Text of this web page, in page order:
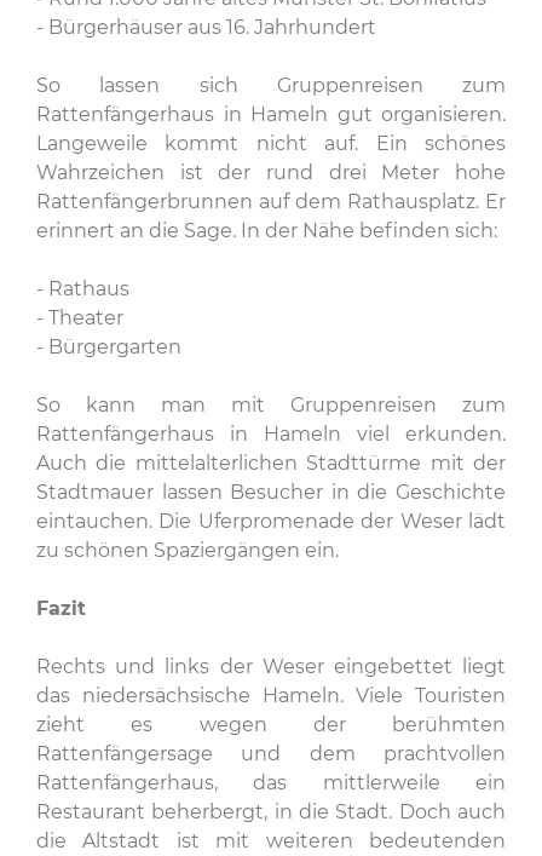
- Bürgerhäuser aus 16. Jahrhundert
So lassen sich Gruppenreisen zum
Rattenfängerhaus in Hameln gut organisieren.
Langeweile kommt nicht auf. Ein schönes
Wahrzeichen ist der rund drei Meter hohe
Rattenfängerbrunnen auf dem Rathausplatz. Er
erinnert an die Sage. In der Nähe befinden sich:
- Rathaus
- Theater
- Bürgergarten
So kann man mit Gruppenreisen zum
Rattenfängerhaus in Hameln viel erkunden.
Auch die mittelalterlichen Stadttürme mit der
Stadtmauer lassen Besucher in die Geschichte
eintauchen. Die Uferpromenade der Weser lädt
zu schönen Spaziergängen ein.
Fazit
Rechts und links der Weser eingebettet liegt
das niedersächsische Hameln. Viele Touristen
zieht es wegen der berühmten
Rattenfängersage und dem prachtvollen
Rattenfängerhaus, das mittlerweile ein
Restaurant beherbergt, in die Stadt. Doch auch
die Altstadt ist mit weiteren bedeutenden